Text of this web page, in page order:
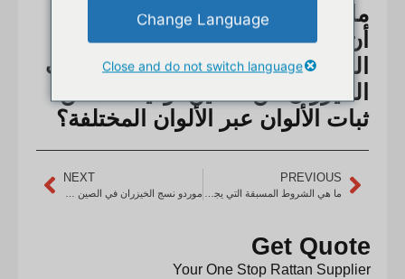
ما هي الشروط المسبقة التي يجب
أن أستوفيها لاستيراد شبك
الخيزران، وحصيرة الخيزران، وقلب
الخيزران من الصين، وكيف تضمن
ثبات الألوان عبر الألوان المختلفة؟
PREVIOUS
NEXT
Get Quote
Your One Stop Rattan Supplier
Change Language
Close and do not switch language